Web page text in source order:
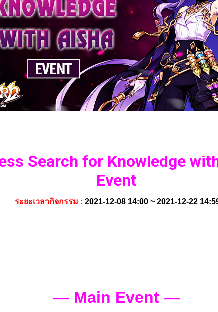
Search for Knowledge
Event
ระยะเวลากิจกรรม : 2021-12-08 14:00 ~ 2021-12-22
— Main Event —